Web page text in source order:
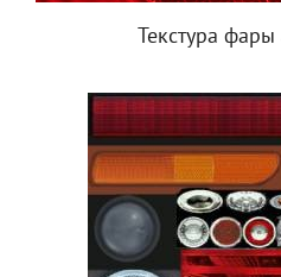
Текстура